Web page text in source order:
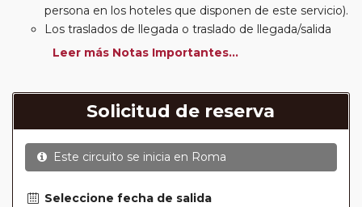
persona en los hoteles que disponen de este servicio).
Los traslados de llegada o traslado de llegada/salida
estarán incluidos según itinerario.
suplemento de media pensión (incluirá un número de
almuerzos o cenas señalado en su itinerario).
En muchos itinerarios le incluimos algunas cenas. En
circuitos clásicos Europeos normalmente las entradas
mientras que en viajes regionales y otros viajes
Leer más Notas Importantes...
Solicitud de reserva
Este circuito se inicia en Roma
Seleccione fecha de salida